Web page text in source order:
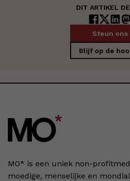
DIT ARTIKEL
Steun ons
Blijf op de
MO* is een uniek non-
moedige, menselijke en